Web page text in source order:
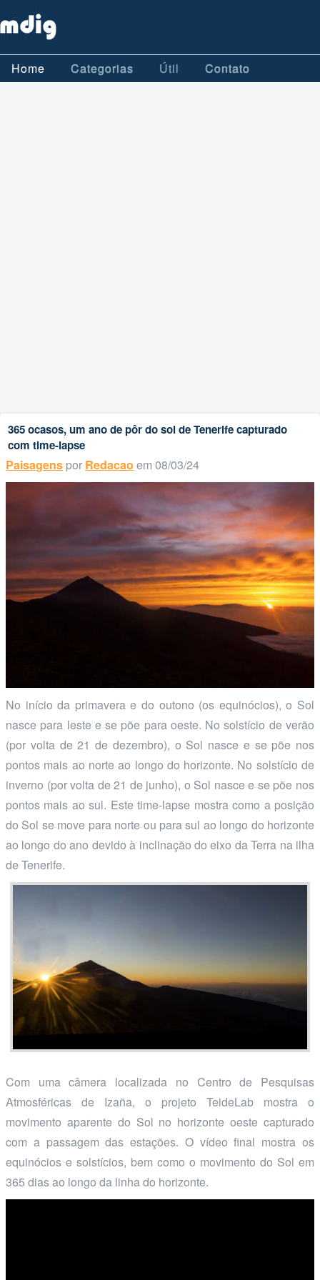
Home Categorias Útil Contato
365 ocasos, um ano de pôr do sol de Tenerife capturado
com time-lapse
Paisagens por Redacao em 08/03/24
No início da primavera e do outono (os equinócios), o Sol
nasce para leste e se põe para oeste. No solstício de verão
(por volta de 21 de dezembro), o Sol nasce e se põe nos
pontos mais ao norte ao longo do horizonte. No solstício de
inverno (por volta de 21 de junho), o Sol nasce e se põe nos
pontos mais ao sul. Este time-lapse mostra como a posição
do Sol se move para norte ou para sul ao longo do horizonte
ao longo do ano devido à inclinação do eixo da Terra na ilha
de Tenerife.
Com uma câmera localizada no Centro de Pesquisas
Atmosféricas de Izaña, o projeto TeideLab mostra o
movimento aparente do Sol no horizonte oeste capturado
com a passagem das estações. O vídeo final mostra os
equinócios e solstícios, bem como o movimento do Sol em
365 dias ao longo da linha do horizonte.